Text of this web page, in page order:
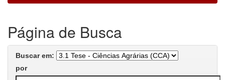
Página de Busca
Buscar em:
por